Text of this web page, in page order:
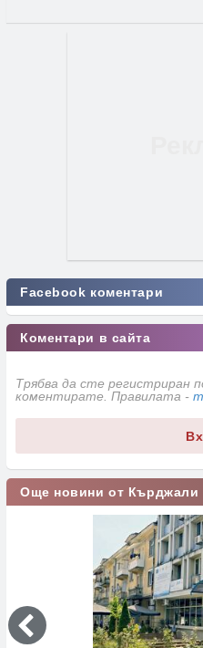
Facebook коментари
Коментари в сайта
Трябва да сте регистриран
коментирате. Правилата -
Още новини от Кърджали